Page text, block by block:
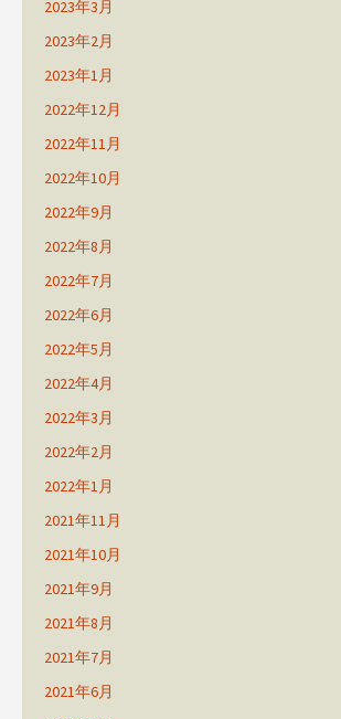
2023年3月
2023年2月
2023年1月
2022年12月
2022年11月
2022年10月
2022年9月
2022年8月
2022年7月
2022年6月
2022年5月
2022年4月
2022年3月
2022年2月
2022年1月
2021年11月
2021年10月
2021年9月
2021年8月
2021年7月
2021年6月